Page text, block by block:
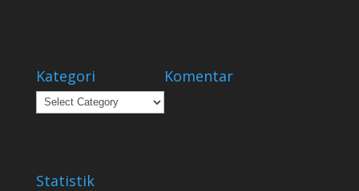
Kategori
Kategori
Komentar
Statistik